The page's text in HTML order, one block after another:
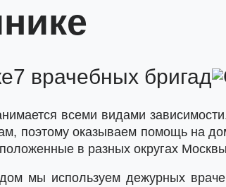
7 врачебных бригад
всеми видами
поэтому оказываем помощь на
в разных округах
мы используем дежурных